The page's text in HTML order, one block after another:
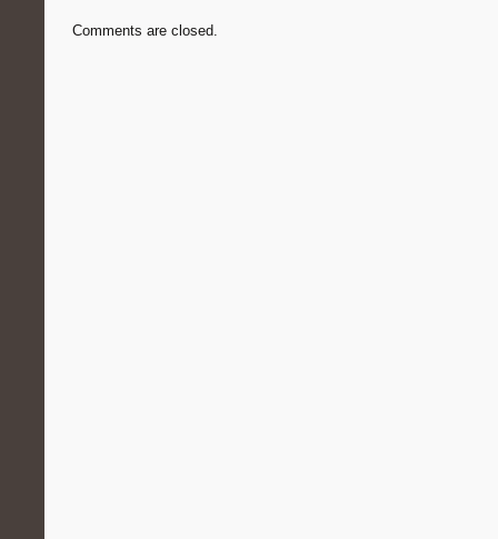
Comments are closed.